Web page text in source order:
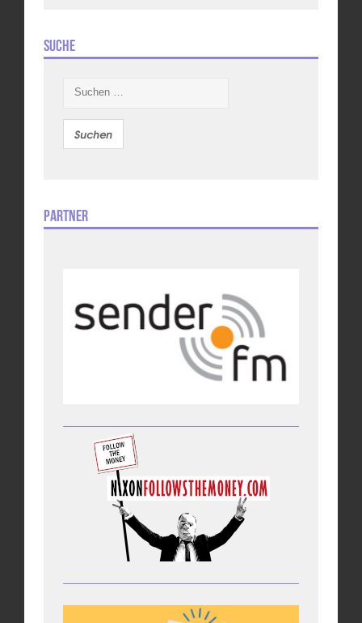
Suche
nach:
Partner